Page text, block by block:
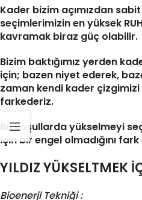
Kader bizim açımızdan
seçimlerimizin en yüksek
kavramak biraz güç olabilir.
Bizim baktığımız yerden
için; bazen niyet ederek,
zaman kendi kader
farkederiz.
Bu koşullarda yükselmeyi
için bir engel olmadığını
YILDIZ YÜKSELTMEK
Bioenerji Tekniği :